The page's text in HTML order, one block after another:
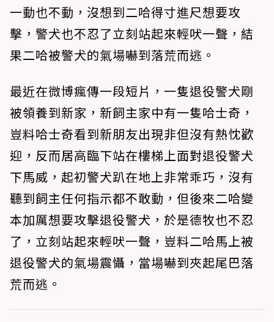
一動也不動，沒想到二哈得寸進尺想要攻
擊，警犬也不忍了立刻站起來輕吠一聲，結
果二哈被警犬的氣場嚇到落荒而逃。
最近在微博瘋傳一段短片，一隻退役警犬剛
被領養到新家，新飼主家中有一隻哈士奇，
豈料哈士奇看到新朋友出現非但沒有熱忱歡
迎，反而居高臨下站在樓梯上面對退役警犬
下馬威，起初警犬趴在地上非常乖巧，沒有
聽到飼主任何指示都不敢動，但後來二哈變
本加厲想要攻擊退役警犬，於是德牧也不忍
了，立刻站起來輕吠一聲，豈料二哈馬上被
退役警犬的氣場震懾，當場嚇到夾起尾巴落
荒而逃。